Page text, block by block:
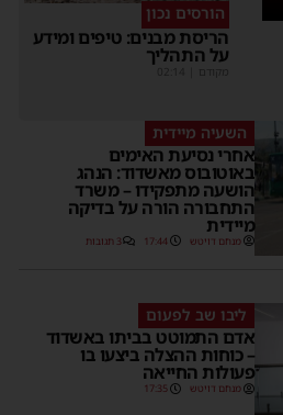
הורסים נכון
הריסת מבנים: טיפים ומידע
על התהליך
מקודם
השעיה מיידית
אחרי נסיעת האימים
באוטובוס מאשדוד: הנהג
הושעה מתפקידו – משרד
התחבורה הורה על בדיקה
מיידית
מנחם דויטש 17:44 3 תגובות
ליבו שב לפעום
אדם התמוטט בביתו באשדוד
– כוחות ההצלה ביצעו בו
פעולות החייאה
מנחם דויטש 17:35